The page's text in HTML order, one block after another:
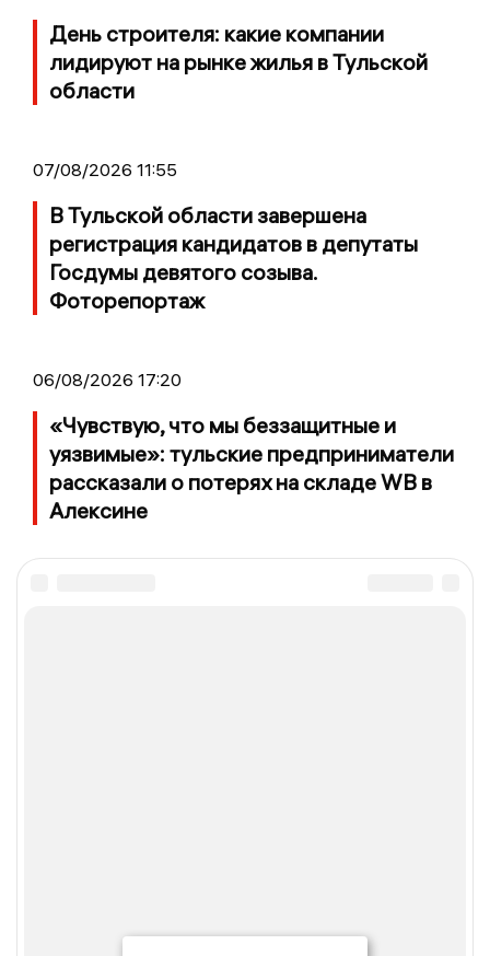
День строителя: какие компании
лидируют на рынке жилья в Тульской
области
07/08/2026 11:55
В Тульской области завершена
регистрация кандидатов в депутаты
Госдумы девятого созыва.
Фоторепортаж
06/08/2026 17:20
«Чувствую, что мы беззащитные и
уязвимые»: тульские предприниматели
рассказали о потерях на складе WB в
Алексине